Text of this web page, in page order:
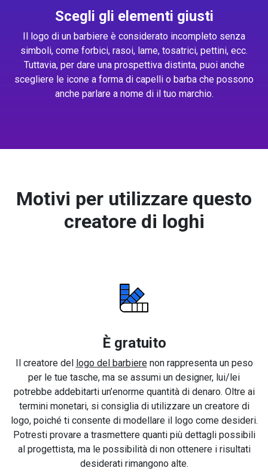
Scegli gli elementi giusti
Il logo di un barbiere è considerato incompleto senza
simboli, come forbici, rasoi, lame, tosatrici, pettini, ecc.
Tuttavia, per dare una prospettiva distinta, puoi anche
scegliere le icone a forma di capelli o barba che possono
anche parlare a nome di il tuo marchio.
Motivi per utilizzare questo
creatore di loghi
È gratuito
Il creatore del logo del barbierenon rappresenta un peso
per le tue tasche, ma se assumi un designer, lui/lei
potrebbe addebitarti un’enorme quantità di denaro. Oltre ai
termini monetari, si consiglia di utilizzare un creatore di
logo, poiché ti consente di modellare il logo come desideri.
Potresti provare a trasmettere quanti più dettagli possibili
al progettista, ma le possibilità di non ottenere i risultati
desiderati rimangono alte.